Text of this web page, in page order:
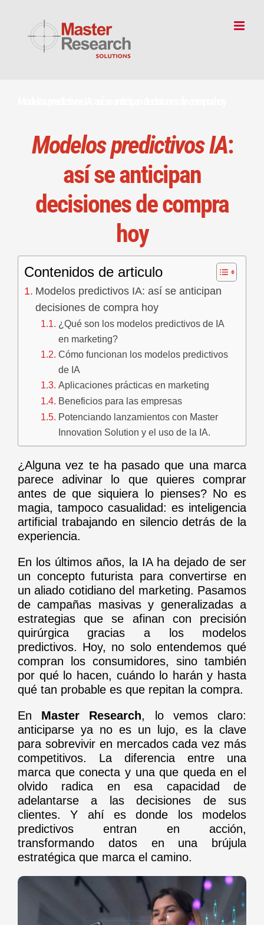
content
Modelos predictivos IA:
así se anticipan
decisiones de compra
hoy
Contenidos de articulo
Modelos predictivos IA: así se anticipan
decisiones de compra hoy
¿Qué son los modelos predictivos de IA
en marketing?
Cómo funcionan los modelos predictivos
de IA
Aplicaciones prácticas en marketing
Beneficios para las empresas
Potenciando lanzamientos con Master
Innovation Solution y el uso de la IA.
¿Alguna vez te ha pasado que una marca
parece adivinar lo que quieres comprar
antes de que siquiera lo pienses? No es
magia, tampoco casualidad: es inteligencia
artificial trabajando en silencio detrás de la
experiencia.
En los últimos años, la IA ha dejado de ser
un concepto futurista para convertirse en
un aliado cotidiano del marketing. Pasamos
de campañas masivas y generalizadas a
estrategias que se afinan con precisión
quirúrgica gracias a los modelos
predictivos. Hoy, no solo entendemos qué
compran los consumidores, sino también
por qué lo hacen, cuándo lo harán y hasta
qué tan probable es que repitan la compra.
En Master Research, lo vemos claro:
anticiparse ya no es un lujo, es la clave
para sobrevivir en mercados cada vez más
competitivos. La diferencia entre una
marca que conecta y una que queda en el
olvido radica en esa capacidad de
adelantarse a las decisiones de sus
clientes. Y ahí es donde los modelos
predictivos entran en acción,
transformando datos en una brújula
estratégica que marca el camino.